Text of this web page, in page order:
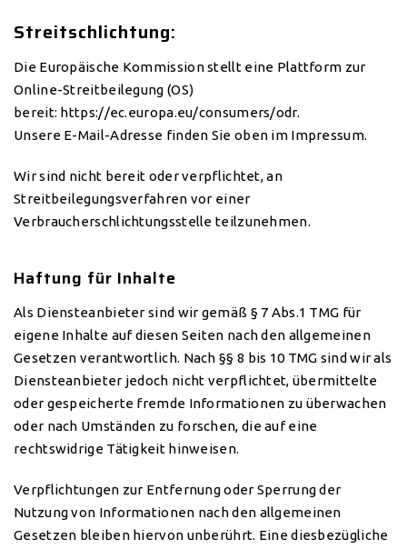
Streitschlichtung:
Die Europäische Kommission stellt eine Plattform zur
Online-Streitbeilegung (OS)
bereit: https://ec.europa.eu/consumers/odr.
Unsere E-Mail-Adresse finden Sie oben im Impressum.
Wir sind nicht bereit oder verpflichtet, an
Streitbeilegungsverfahren vor einer
Verbraucherschlichtungsstelle teilzunehmen.
Haftung für Inhalte
Als Diensteanbieter sind wir gemäß § 7 Abs.1 TMG für
eigene Inhalte auf diesen Seiten nach den allgemeinen
Gesetzen verantwortlich. Nach §§ 8 bis 10 TMG sind wir als
Diensteanbieter jedoch nicht verpflichtet, übermittelte
oder gespeicherte fremde Informationen zu überwachen
oder nach Umständen zu forschen, die auf eine
rechtswidrige Tätigkeit hinweisen.
Verpflichtungen zur Entfernung oder Sperrung der
Nutzung von Informationen nach den allgemeinen
Gesetzen bleiben hiervon unberührt. Eine diesbezügliche